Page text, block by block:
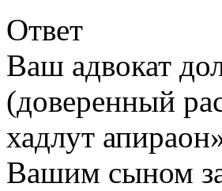
Ответ
Ваш адвокат
(доверенный
хадлут
Вашим сыном